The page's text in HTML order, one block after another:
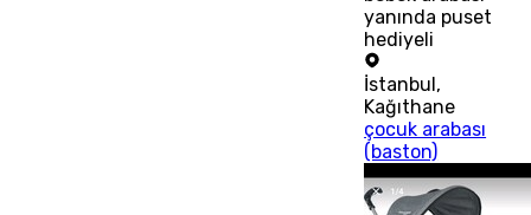
yanında puset
hediyeli
İstanbul ,
Kağıthane
çocuk arabası
(baston)